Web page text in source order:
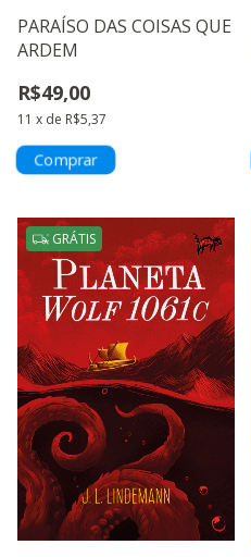
PARAÍSO DAS COISAS QUE
ARDEM
R$49,00
11 x de R$5,37
GRÁTIS